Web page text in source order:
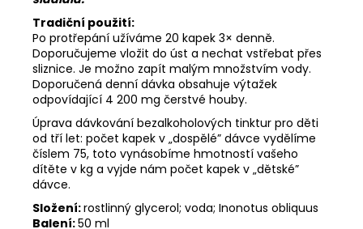
Tradiční použití:
Po protřepání užíváme 20 kapek 3× denně.
Doporučujeme vložit do úst a nechat vstřebat přes
sliznice. Je možno zapít malým množstvím vody.
Doporučená denní dávka obsahuje výtažek
odpovídající 4 200 mg čerstvé houby.
Úprava dávkování bezalkoholových tinktur pro děti
od tří let: počet kapek v „dospělé” dávce vydělíme
číslem 75, toto vynásobíme hmotností vašeho
dítěte v kg a vyjde nám počet kapek v „dětské”
dávce.
Složení:rostlinný glycerol; voda; Inonotus obliquus
Balení:50 ml